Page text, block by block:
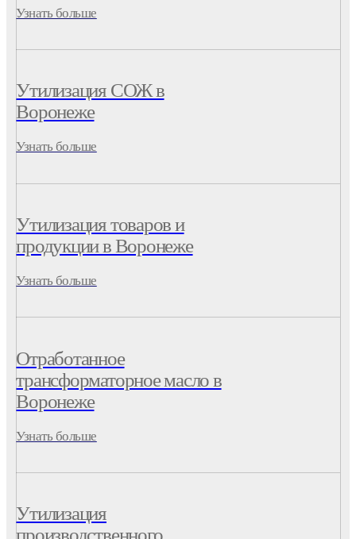
Узнать больше
Утилизация СОЖ в
Воронеже
Узнать больше
Утилизация товаров и
продукции в Воронеже
Узнать больше
Отработанное
трансформаторное масло в
Воронеже
Узнать больше
Утилизация